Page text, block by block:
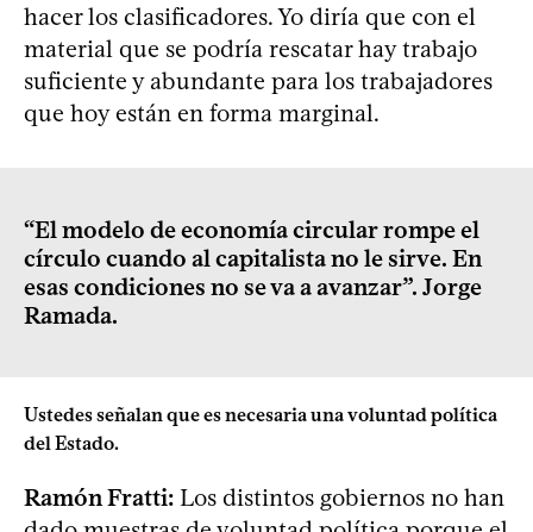
hacer los clasificadores. Yo diría que con el
material que se podría rescatar hay trabajo
suficiente y abundante para los trabajadores
que hoy están en forma marginal.
“El modelo de economía circular rompe el
círculo cuando al capitalista no le sirve. En
esas condiciones no se va a avanzar”. Jorge
Ramada.
Ustedes señalan que es necesaria una voluntad política
del Estado.
Ramón Fratti: Los distintos gobiernos no han